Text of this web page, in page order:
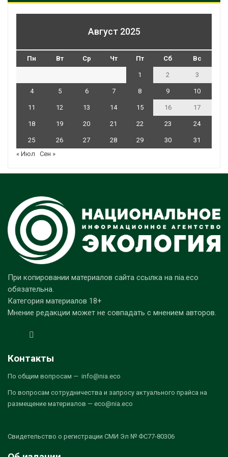
Август 2025
Пн Вт Ср Чт Пт Сб Вс
1 2 3
4 5 6 7 8 9 10
11 12 13 14 15 16 17
18 19 20 21 22 23 24
25 26 27 28 29 30
31
« Июл
Сен »
При копировании материалов сайта ссылка на nia.eco
обязательна.
Категория материалов 18+
Мнение редакции может не совпадать с мнением авторов.
Контакты
По общим вопросам — info@nia.eco
По вопросам сотрудничества и запросу актуального прайса на
размещение материалов — eco@nia.eco
Свидетельство о регистрации СМИ Эл № ФС77-80306